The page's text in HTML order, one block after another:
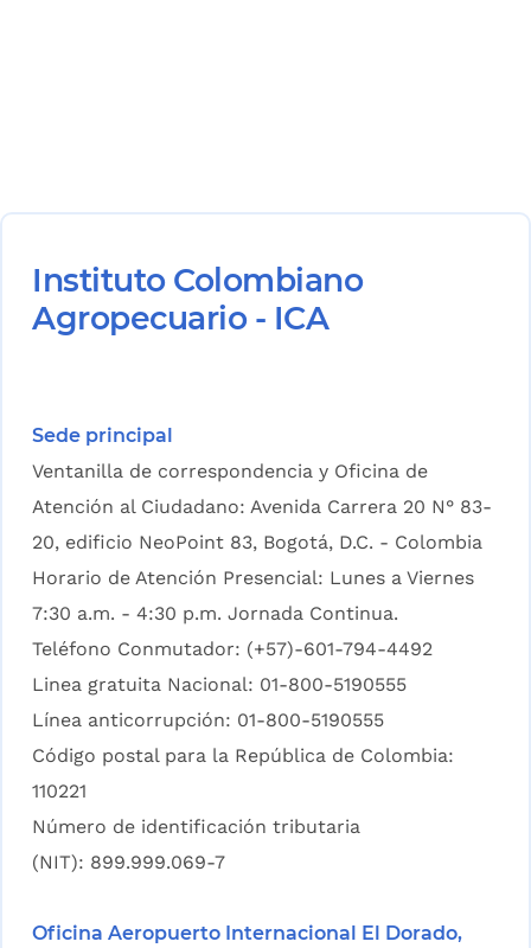
Instituto Colombiano
Agropecuario - ICA
Sede principal
Ventanilla de correspondencia y Oficina de
Atención al Ciudadano: Avenida Carrera 20 N° 83-
20, edificio NeoPoint 83, Bogotá, D.C. - Colombia
Horario de Atención Presencial: Lunes a Viernes
7:30 a.m. - 4:30 p.m. Jornada Continua.
Teléfono Conmutador: (+57)-601-794-4492
Linea gratuita Nacional: 01-800-5190555
Línea anticorrupción: 01-800-5190555
Código postal para la República de Colombia:
110221
Número de identificación tributaria
(NIT): 899.999.069-7
Oficina Aeropuerto Internacional El Dorado,